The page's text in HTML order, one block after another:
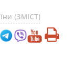
(ЗМІСТ)